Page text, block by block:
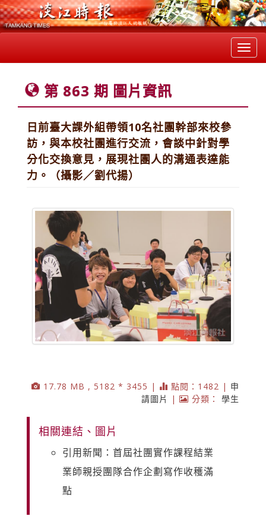
第 863 期 圖片資訊
日前臺大課外組帶領10名社團幹部來校參
訪，與本校社團進行交流，會談中針對學
分化交換意見，展現社團人的溝通表達能
力。（攝影／劉代揚）
17.78 MB , 5182 * 3455 | 點閱：1482 | 申
請圖片
| 分類： 學生
相關連結、圖片
引用新聞：首屆社團實作課程結業
業師親授團隊合作企劃寫作收穫滿
點